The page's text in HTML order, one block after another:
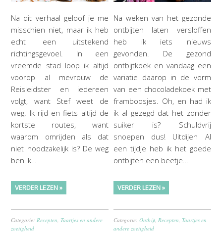
Na dit verhaal geloof je me
misschien niet, maar ik heb
echt een uitstekend
richtingsgevoel. In een
vreemde stad loop ik altijd
voorop al mevrouw de
Reisleidster en iedereen
volgt, want Stef weet de
weg. Ik rijd en fiets altijd de
kortste routes, want
waarom omrijden als dat
niet noodzakelijk is? De weg
ben ik…
VERDER LEZEN »
Categorie: Recepten ,Taartjes en andere
zoetigheid
Na weken van het gezonde
ontbijten laten versloffen
heb ik iets nieuws
gevonden. De gezond
ontbijtkoek en vandaag een
variatie daarop in de vorm
van een chocoladekoek met
framboosjes. Oh, en had ik
ik al gezegd dat het zonder
suiker is? Schuldvrij
snoepen dus! Uitdijen Al
een tijdje heb ik het goede
ontbijten een beetje…
VERDER LEZEN »
Categorie:Ontbijt Recepten ,Taartjes en
andere zoetigheid